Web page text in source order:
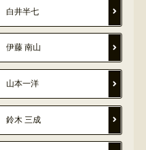
白井半七
伊藤 南山
山本一洋
鈴木 三成